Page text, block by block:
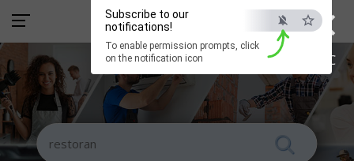
×
ESC
Subscribe to our
notifications!
To enable permission prompts, click
on the notification icon